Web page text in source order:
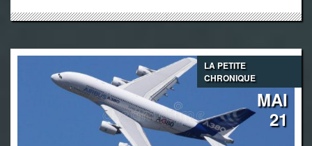
LA PETITE
CHRONIQUE
MAI
21